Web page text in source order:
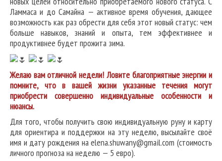
Ламмаса и до Самайна — активное время обучения, дающее
возможность как раз обрести для себя этот новый статус: чем
больше навыков, знаний и опыта, тем эффективнее и
продуктивнее будет прожита зима.
Желаю вам отличной недели! Ловите благоприятные энергии и
помните, что в вашей жизни указанные течения могут
приобрести совершенно индивидуальные особенности и
нюансы.
Для того, чтобы получить свою индивидуальную руну и карту
для ориентира и поддержки на эту неделю, высылайте своё
имя и дату рождения на elena.shuwany@gmail.com (стоимость
личного прогноза на неделю — 5 евро).